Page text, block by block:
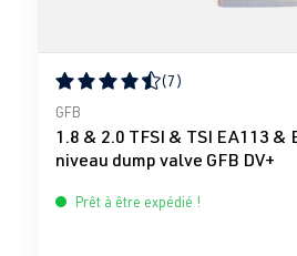
Note moyenne de 4.43 sur 5
(7)
GFB
1.8 & 2.0 TFSI & TSI EA113 &
niveau dump valve GFB DV+
Prêt à être expédié !